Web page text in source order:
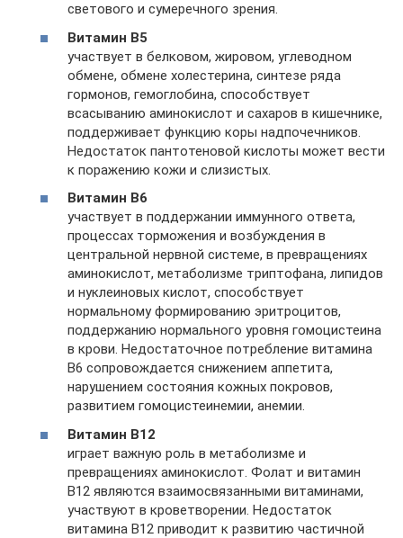
светового и сумеречного зрения.
Витамин В5
участвует в белковом, жировом, углеводном
обмене, обмене холестерина, синтезе ряда
гормонов, гемоглобина, способствует
всасыванию аминокислот и сахаров в кишечнике,
поддерживает функцию коры надпочечников.
Недостаток пантотеновой кислоты может вести
к поражению кожи и слизистых.
Витамин В6
участвует в поддержании иммунного ответа,
процессах торможения и возбуждения в
центральной нервной системе, в превращениях
аминокислот, метаболизме триптофана, липидов
и нуклеиновых кислот, способствует
нормальному формированию эритроцитов,
поддержанию нормального уровня гомоцистеина
в крови. Недостаточное потребление витамина
В6 сопровождается снижением аппетита,
нарушением состояния кожных покровов,
развитием гомоцистеинемии, анемии.
Витамин В12
играет важную роль в метаболизме и
превращениях аминокислот. Фолат и витамин
В12 являются взаимосвязанными витаминами,
участвуют в кроветворении. Недостаток
витамина В12 приводит к развитию частичной